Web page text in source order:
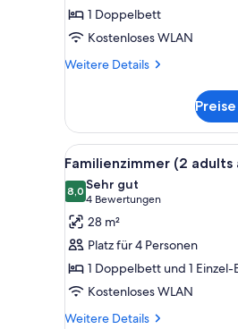
1 Doppelbett
Kostenloses WLAN
Weitere Details
Weitere
Doppelzimmer
Alle
Fotos
für
Familienzimmer
(2
adults
and
2
children)
3
Familienzimmer (2 adults
8,08,0 von 10
Sehr gut
4 Bewertungen
(4
Bewertungen)
28 m²
Platz für 4 Personen
1 Doppelbett und 1
Kostenloses WLAN
Weitere Details
Weitere